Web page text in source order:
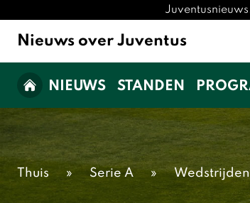
Nieuws over Juventus
NIEUWS STANDEN
Thuis » Serie A » Wedstrijden